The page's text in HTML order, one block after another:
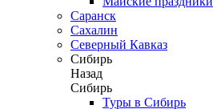
Саранск
Сахалин
Северный Кавказ
Сибирь
Назад
Сибирь
Туры в Сибирь